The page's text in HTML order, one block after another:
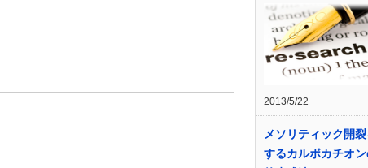
2013/5/22
メソリティック開
するカルボカチオ